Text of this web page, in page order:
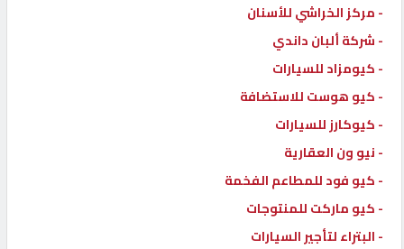
QHOST
- مركز الخراشي للأسنان
- شركة ألبان داندي
- كيومزاد للسيارات
- كيو هوست للاستضافة
- كيوكارز للسيارات
- نيو ون العقارية
- كيو فود للمطاعم الفخمة
- كيو ماركت للمنتوجات
- البتراء لتأجير السيارات